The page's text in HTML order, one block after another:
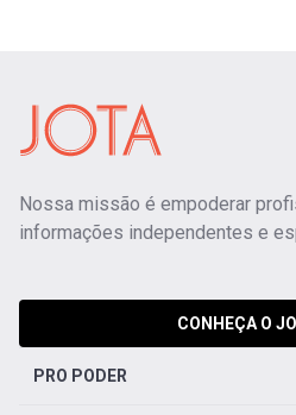
Nossa missão é empoderar
informações independentes e
CONHEÇA O
PRO PODER